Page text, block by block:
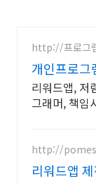
http://프로그
개인프로그
리워드앱, 저
그래머, 책임
http://
리워드앱